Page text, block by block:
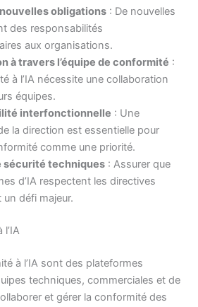
obligations : De nouvelles
des responsabilités
aux organisations.
à travers l’équipe de conformité :
à l’IA nécessite une collaboration
équipes.
interfonctionnelle : Une
la direction est essentielle pour
comme une priorité.
sécurité techniques : Assurer que
d’IA respectent les directives
défi majeur.
à l’IA sont des plateformes
techniques, commerciales et de
et gérer la conformité des